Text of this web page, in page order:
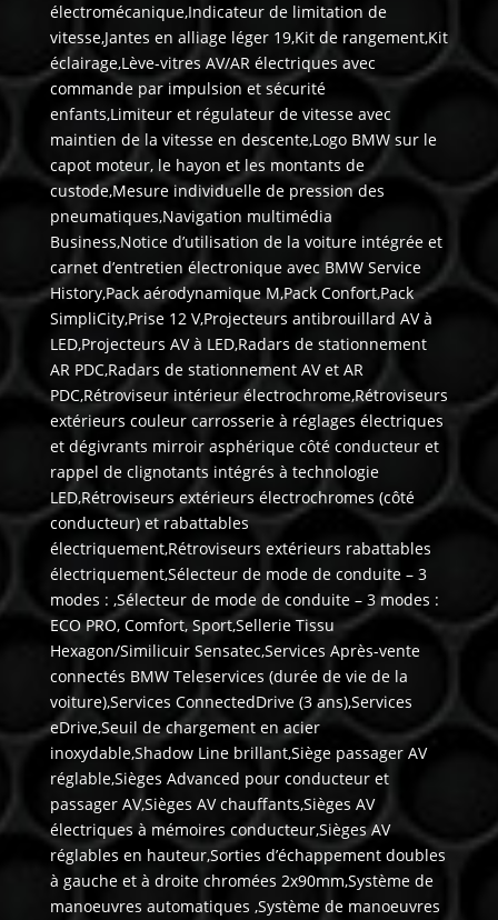
électromécanique,Indicateur de limitation de
vitesse,Jantes en alliage léger 19,Kit de rangement,Kit
éclairage,Lève-vitres AV/AR électriques avec
commande par impulsion et sécurité
enfants,Limiteur et régulateur de vitesse avec
maintien de la vitesse en descente,Logo BMW sur le
capot moteur, le hayon et les montants de
custode,Mesure individuelle de pression des
pneumatiques,Navigation multimédia
Business,Notice d’utilisation de la voiture intégrée et
carnet d’entretien électronique avec BMW Service
History,Pack aérodynamique M,Pack Confort,Pack
SimpliCity,Prise 12 V,Projecteurs antibrouillard AV à
LED,Projecteurs AV à LED,Radars de stationnement
AR PDC,Radars de stationnement AV et AR
PDC,Rétroviseur intérieur électrochrome,Rétroviseurs
extérieurs couleur carrosserie à réglages électriques
et dégivrants mirroir asphérique côté conducteur et
rappel de clignotants intégrés à technologie
LED,Rétroviseurs extérieurs électrochromes (côté
conducteur) et rabattables
électriquement,Rétroviseurs extérieurs rabattables
électriquement,Sélecteur de mode de conduite – 3
modes : ,Sélecteur de mode de conduite – 3 modes :
ECO PRO, Comfort, Sport,Sellerie Tissu
Hexagon/Similicuir Sensatec,Services Après-vente
connectés BMW Teleservices (durée de vie de la
voiture),Services ConnectedDrive (3 ans),Services
eDrive,Seuil de chargement en acier
inoxydable,Shadow Line brillant,Siège passager AV
réglable,Sièges Advanced pour conducteur et
passager AV,Sièges AV chauffants,Sièges AV
électriques à mémoires conducteur,Sièges AV
réglables en hauteur,Sorties d’échappement doubles
à gauche et à droite chromées 2x90mm,Système de
manoeuvres automatiques ,Système de manoeuvres